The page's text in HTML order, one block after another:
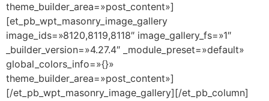
theme_builder_area=»post_content»]
[et_pb_wpt_masonry_image_gallery
image_ids=»8120,8119,8118″ image_gallery_fs=»1″
_builder_version=»4.27.4″ _module_preset=»default»
global_colors_info=»{}»
theme_builder_area=»post_content»]
[/et_pb_wpt_masonry_image_gallery][/et_pb_column]